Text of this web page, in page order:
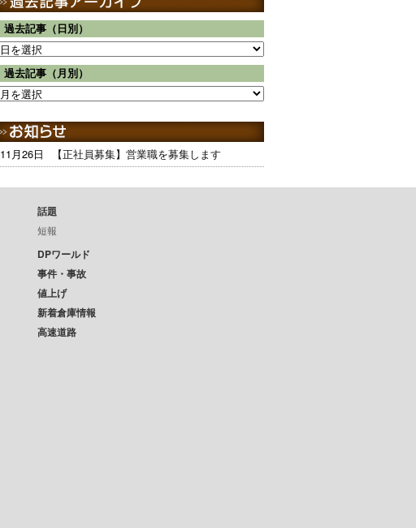
過去記事（日別）
過去記事（月別）
11月26日 【正社員募集】営業職を募集します
話題
短報
DPワールド
事件・事故
値上げ
新着倉庫情報
高速道路